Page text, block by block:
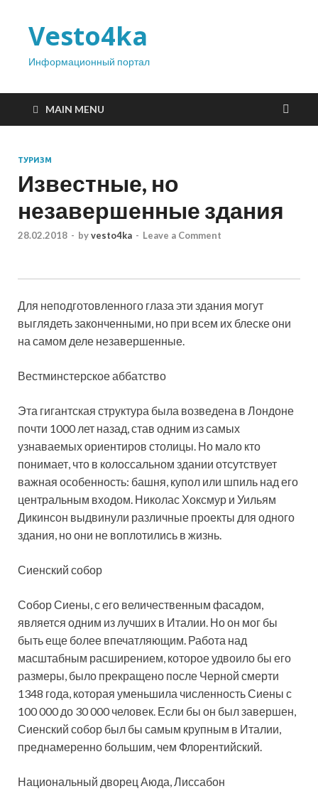
Vesto4ka
Информационный портал
MAIN MENU
ТУРИЗМ
Известные, но
незавершенные здания
28.02.2018 - byvesto4ka - Leave a Comment
Для неподготовленного глаза эти здания могут
выглядеть законченными, но при всем их блеске они
на самом деле незавершенные.
Вестминстерское аббатство
Эта гигантская структура была возведена в Лондоне
почти 1000 лет назад, став одним из самых
узнаваемых ориентиров столицы. Но мало кто
понимает, что в колоссальном здании отсутствует
важная особенность: башня, купол или шпиль над его
центральным входом. Николас Хоксмур и Уильям
Дикинсон выдвинули различные проекты для одного
здания, но они не воплотились в жизнь.
Сиенский собор
Собор Сиены, с его величественным фасадом,
является одним из лучших в Италии. Но он мог бы
быть еще более впечатляющим. Работа над
масштабным расширением, которое удвоило бы его
размеры, было прекращено после Черной смерти
1348 года, которая уменьшила численность Сиены с
100 000 до 30 000 человек. Если бы он был завершен,
Сиенский собор был бы самым крупным в Италии,
преднамеренно большим, чем Флорентийский.
Национальный дворец Аюда, Лиссабон